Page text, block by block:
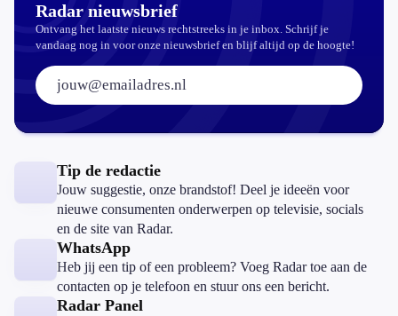
Radar nieuwsbrief
Ontvang het laatste nieuws rechtstreeks in je inbox. Schrijf je
vandaag nog in voor onze nieuwsbrief en blijf altijd op de hoogte!
E-mailadres:
Tip de redactie
Jouw suggestie, onze brandstof! Deel je ideeën voor
nieuwe consumenten onderwerpen op televisie, socials
en de site van Radar.
WhatsApp
Heb jij een tip of een probleem? Voeg Radar toe aan de
contacten op je telefoon en stuur ons een bericht.
Radar Panel